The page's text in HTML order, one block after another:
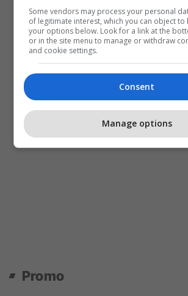
Promo
Some vendors may process your personal
of legitimate interest, which you can object to
your options below. Look for a link at the
or in the site menu to manage or withdraw
and cookie settings.
Consent
Manage options